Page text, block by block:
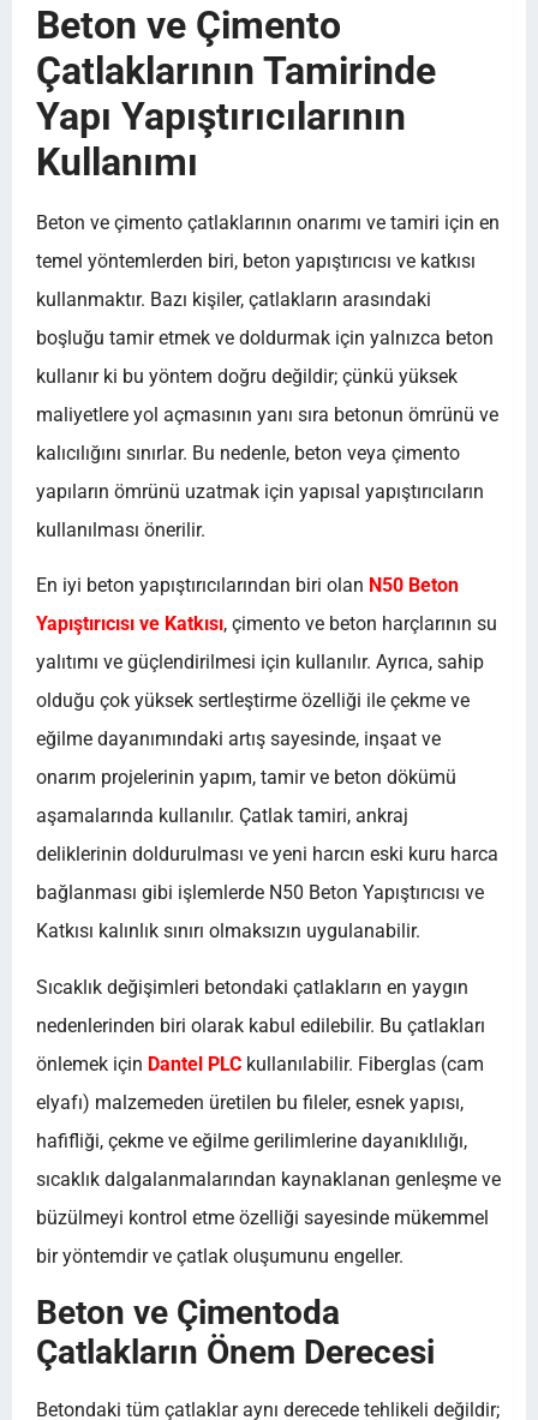
Beton ve Çimento
Çatlaklarının Tamirinde
Yapı Yapıştırıcılarının
Kullanımı
Beton ve çimento çatlaklarının onarımı ve tamiri için en
temel yöntemlerden biri, beton yapıştırıcısı ve katkısı
kullanmaktır. Bazı kişiler, çatlakların arasındaki
boşluğu tamir etmek ve doldurmak için yalnızca beton
kullanır ki bu yöntem doğru değildir; çünkü yüksek
maliyetlere yol açmasının yanı sıra betonun ömrünü ve
kalıcılığını sınırlar. Bu nedenle, beton veya çimento
yapıların ömrünü uzatmak için yapısal yapıştırıcıların
kullanılması önerilir.
En iyi beton yapıştırıcılarından biri olan N50 Beton
Yapıştırıcısı ve Katkısı, çimento ve beton harçlarının su
yalıtımı ve güçlendirilmesi için kullanılır. Ayrıca, sahip
olduğu çok yüksek sertleştirme özelliği ile çekme ve
eğilme dayanımındaki artış sayesinde, inşaat ve
onarım projelerinin yapım, tamir ve beton dökümü
aşamalarında kullanılır. Çatlak tamiri, ankraj
deliklerinin doldurulması ve yeni harcın eski kuru harca
bağlanması gibi işlemlerde N50 Beton Yapıştırıcısı ve
Katkısı kalınlık sınırı olmaksızın uygulanabilir.
Sıcaklık değişimleri betondaki çatlakların en yaygın
nedenlerinden biri olarak kabul edilebilir. Bu çatlakları
önlemek için Dantel PLC kullanılabilir. Fiberglas (cam
elyafı) malzemeden üretilen bu fileler, esnek yapısı,
hafifliği, çekme ve eğilme gerilimlerine dayanıklılığı,
sıcaklık dalgalanmalarından kaynaklanan genleşme ve
büzülmeyi kontrol etme özelliği sayesinde mükemmel
bir yöntemdir ve çatlak oluşumunu engeller.
Beton ve Çimentoda
Çatlakların Önem Derecesi
Betondaki tüm çatlaklar aynı derecede tehlikeli değildir;